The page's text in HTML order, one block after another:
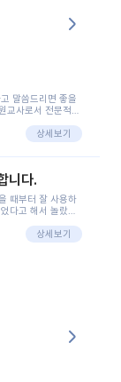
말씀드리면 좋을
교사로서 전문적인
망봇의 장점은 지
등그래도 좀 기본
다 정보를 입력하는
어서 좋았어요!앞
ㅜ?응대 팁이 정말
지만초임 때는 정
었거든요..ㅠ*일지
상세보기
니다.
때부터 잘 사용하
다고 해서 놀랐습
번에 제가 원에서
시고,저와 비슷한
이고 학부모님을
로 알려준 응대 tip
지하여 좀 더 전문
꼬망세 AI학부모 응
상세보기